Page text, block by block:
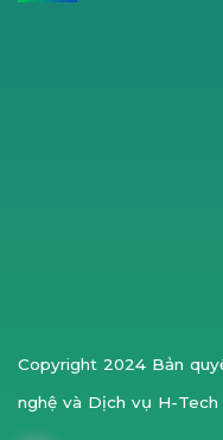
Copyright 2024 Bản
nghệ và Dịch vụ H-Tech